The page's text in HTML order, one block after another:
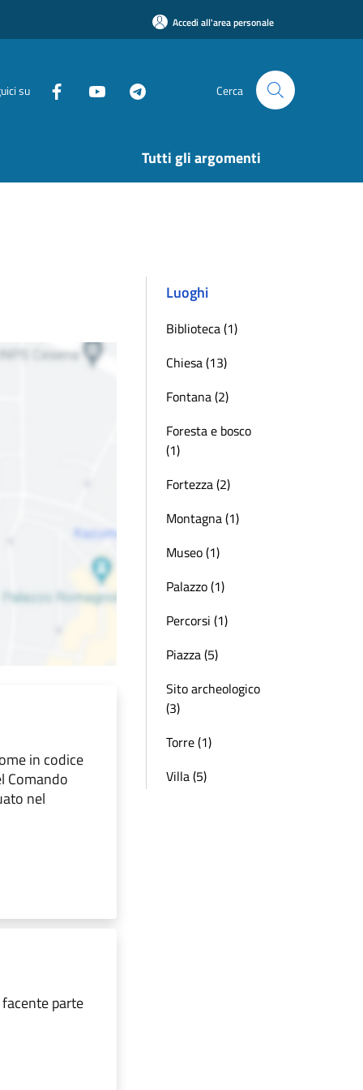
Accedi all'area personale
su Cerca
Tutti gli argomenti
in codice
Comando
nel
parte
Luoghi
Biblioteca (1)
Chiesa (13)
Fontana (2)
Foresta e bosco
(1)
Fortezza (2)
Montagna (1)
Museo (1)
Palazzo (1)
Percorsi (1)
Piazza (5)
Sito archeologico
(3)
Torre (1)
Villa (5)